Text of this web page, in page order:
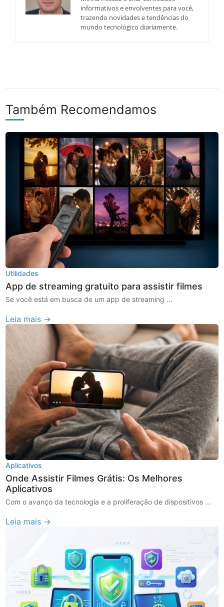
informativos e envolventes para você,
trazendo novidades e tendências do
mundo tecnológico diariamente.
Também Recomendamos
Utilidades
App de streaming gratuito para assistir filmes
Se você está em busca de um app de streaming ...
Leia mais →
Aplicativos
Onde Assistir Filmes Grátis: Os Melhores
Aplicativos
Com o avanço da tecnologia e a proliferação de dispositivos ...
Leia mais →